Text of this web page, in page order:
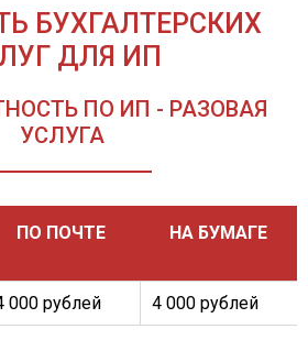
БУХГАЛТЕРСКИХ
ДЛЯ ИП
ПО ИП - РАЗОВАЯ
УСЛУГА
ПО ПОЧТЕ НА БУМАГЕ
000 рублей 4 000 рублей